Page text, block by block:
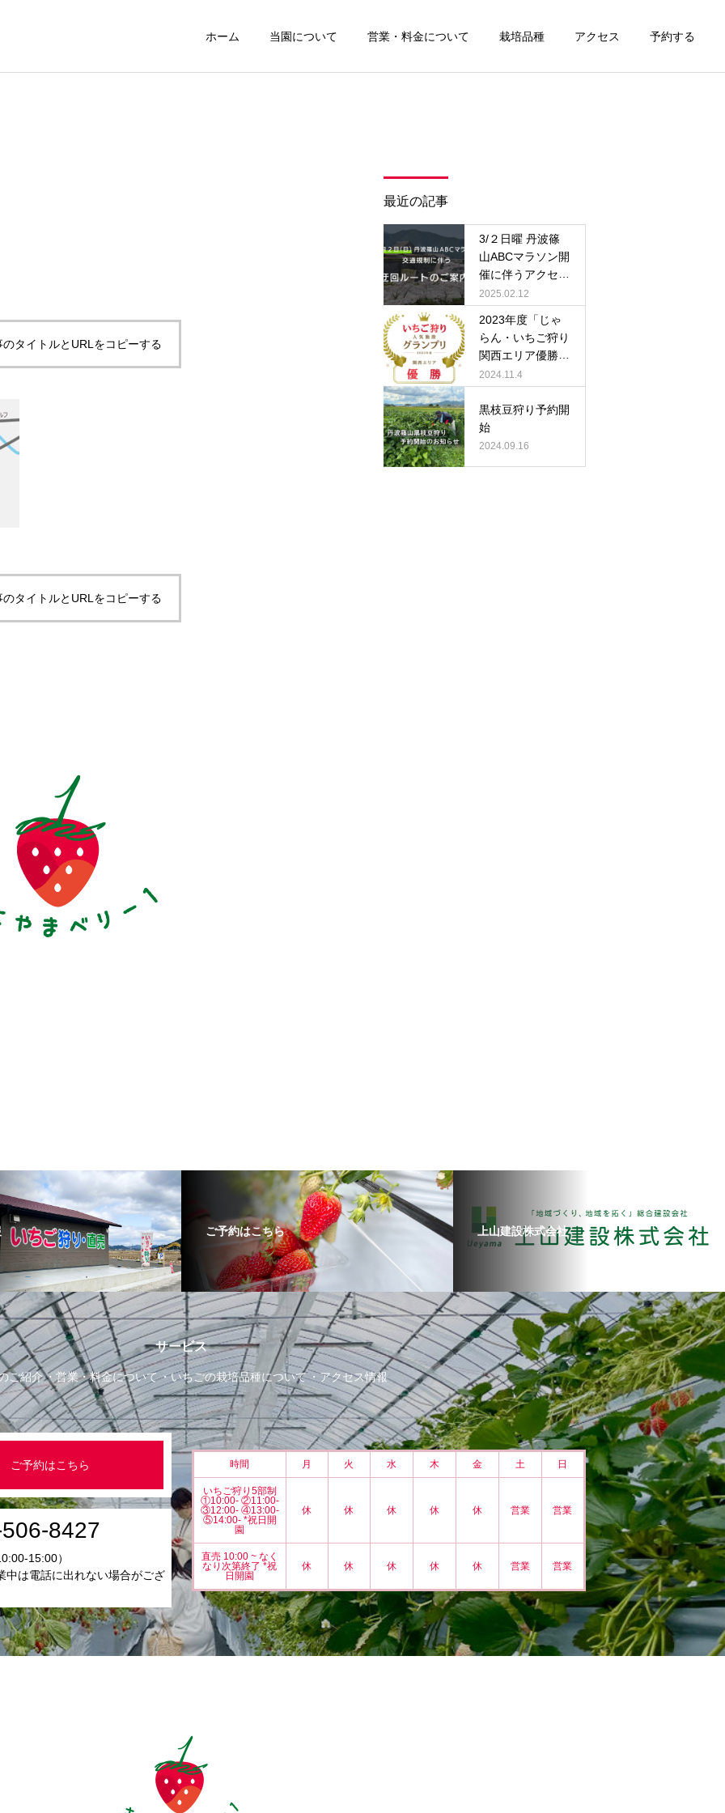
ホーム 当園について 営業・料金について 栽培品種 アクセス 予約する
のタイトルとURLをコピーする
のタイトルとURLをコピーする
最近の記事
3/２日曜 丹波篠
山ABCマラソン開
催に伴うアクセス
情報について
2025.02.12
2023年度「じゃ
らん・いちご狩り
関西エリア優勝・
リピート率敢闘賞
W受賞」
2024.11.4
黒枝豆狩り予約開
始
2024.09.16
ご予約はこちら 上山建設株式会社
サービス
ご紹介 営業・料金について いちごの栽培品種について アクセス情報
ご予約はこちら
8427
15:00）
中は電話に出れない場合がござ
時間 月 火 水 木 金 土 日
いちご狩り5部制
①10:00- ②11:00-
③12:00- ④13:00-
⑤14:00- *祝日開
園
休 休 休 休 休 営業 営業
直売 10:00 ~ なく
なり次第終了 *祝
日開園
休 休 休 休 休 営業 営業